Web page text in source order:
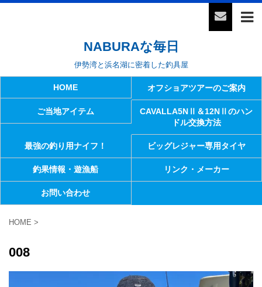
NABURAな毎日
伊勢湾と浜名湖に密着した釣具屋
HOME オフショアツアーのご案内
ご当地アイテム
CAVALLA5NⅡ＆12NⅡのハン
ドル交換方法
最強の釣り用ナイフ！ ビッグレジャー専用タイヤ
釣果情報・遊漁船 リンク・メーカー
お問い合わせ
HOME >
008